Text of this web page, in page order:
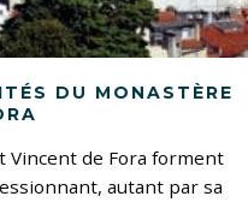
DU MONASTÈRE
Vincent de Fora forment
autant par sa